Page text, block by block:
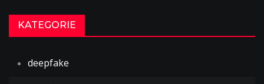
KATEGORIE
deepfake